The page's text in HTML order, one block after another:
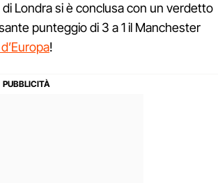
Londra si è conclusa con un verdetto
punteggio di 3 a 1 il Manchester
!